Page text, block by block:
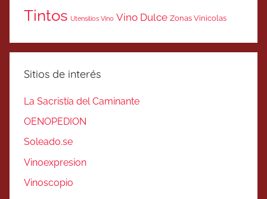
Tintos Utensilios Vino Vino Dulce Zonas Vinicolas
Sitios de interés
La Sacristía del Caminante
OENOPEDION
Soleado.se
Vinoexpresion
Vinoscopio